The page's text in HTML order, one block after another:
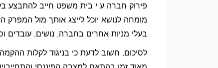
פירוק חברה ע"י בית משפט חייב להתבצע
מומחה לנושא יוכל לייצג אותך מול
בעלי מניות אחרים בחברה, נושים, עובדים
לסיכום, חשוב לדעת כי בניגוד לקלות